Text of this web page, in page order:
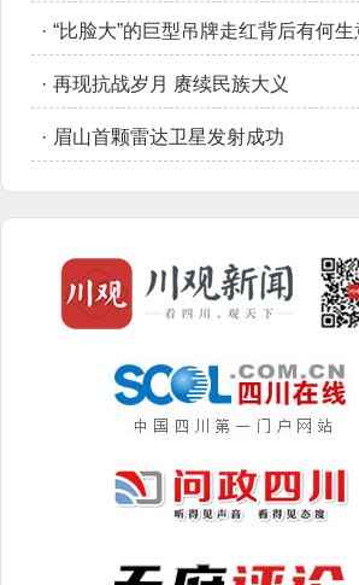
· “比脸大”的巨型吊牌走红背后有何生
· 再现抗战岁月 赓续民族大义
· 眉山首颗雷达卫星发射成功